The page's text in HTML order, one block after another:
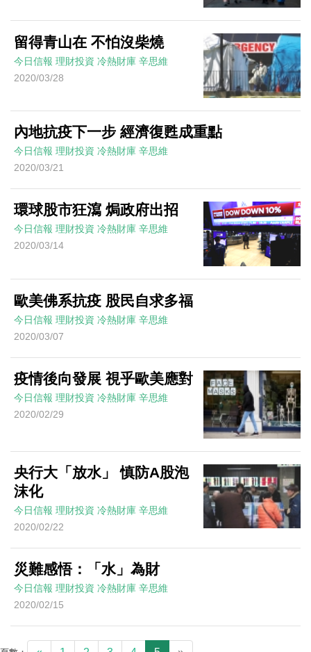
留得青山在 不怕沒柴燒
今日信報 理財投資 冷熱財庫 辛思維
2020/03/28
內地抗疫下一步 經濟復甦成重點
今日信報 理財投資 冷熱財庫 辛思維
2020/03/21
環球股市狂瀉 焗政府出招
今日信報 理財投資 冷熱財庫 辛思維
2020/03/14
歐美佛系抗疫 股民自求多福
今日信報 理財投資 冷熱財庫 辛思維
2020/03/07
疫情後向發展 視乎歐美應對
今日信報 理財投資 冷熱財庫 辛思維
2020/02/29
央行大「放水」 慎防A股泡
沫化
今日信報 理財投資 冷熱財庫 辛思維
2020/02/22
災難感悟：「水」為財
今日信報 理財投資 冷熱財庫 辛思維
2020/02/15